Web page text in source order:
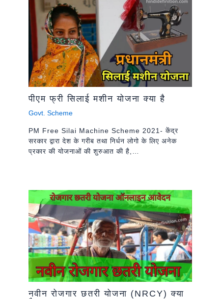
पीएम फ्री सिलाई मशीन योजना क्या है
Govt. Scheme
PM Free Silai Machine Scheme 2021- केंद्र
सरकार द्वारा देश के गरीब तथा निर्धन लोगो के लिए अनेक
प्रकार की योजनाओं की शुरुआत की है,…
नवीन रोजगार छतरी योजना (NRCY) क्या